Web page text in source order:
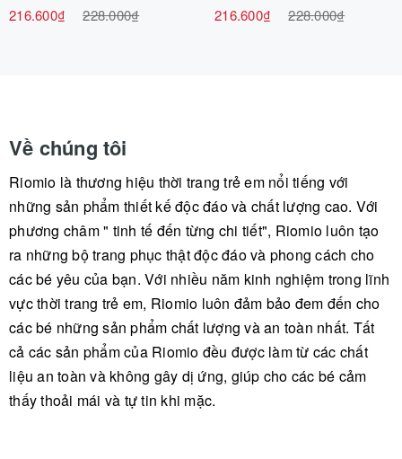
216.600₫ 228.000₫ 216.600₫ 228.000₫
Về chúng tôi
Riomio là thương hiệu thời trang trẻ em nổi tiếng với
những sản phẩm thiết kế độc đáo và chất lượng cao. Với
phương châm " tinh tế đến từng chi tiết", Riomio luôn tạo
ra những bộ trang phục thật độc đáo và phong cách cho
các bé yêu của bạn. Với nhiều năm kinh nghiệm trong lĩnh
vực thời trang trẻ em, Riomio luôn đảm bảo đem đến cho
các bé những sản phẩm chất lượng và an toàn nhất. Tất
cả các sản phẩm của Riomio đều được làm từ các chất
liệu an toàn và không gây dị ứng, giúp cho các bé cảm
thấy thoải mái và tự tin khi mặc.